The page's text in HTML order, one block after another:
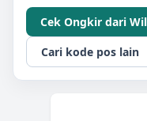
Cek Ongkir dari
Cari kode pos lain